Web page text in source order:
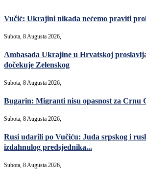
Vučić: Ukrajini nikada nećemo praviti
Subota, 8 Augusta 2026,
Ambasada Ukrajine u Hrvatskoj
dočekuje Zelenskog
Subota, 8 Augusta 2026,
Bugarin: Migranti nisu opasnost za Crnu
Subota, 8 Augusta 2026,
Rusi udarili po Vučiću: Juda srpskog i
izdahnulog predsjednika...
Subota, 8 Augusta 2026,